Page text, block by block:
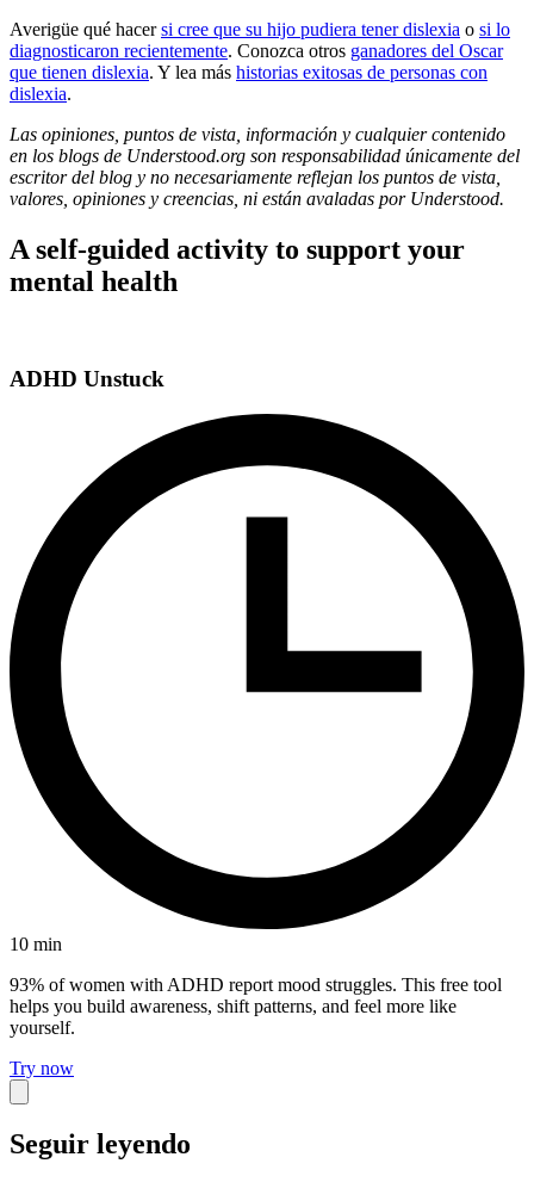
Averigüe qué hacersi cree que su hijo pudiera tener dislexia o si lo
diagnosticaron recientemente. Conozca otros ganadores del Oscar
que tienen dislexia. Y lea más historias exitosas de personas con
dislexia.
Las opiniones, puntos de vista, información y cualquier contenido
en los blogs de Understood.org son responsabilidad únicamente del
escritor del blog y no necesariamente reflejan los puntos de vista,
valores, opiniones y creencias, ni están avaladas por Understood.
A self-guided activity to support your
mental health
ADHD Unstuck
10 min
93% of women with ADHD report mood struggles. This free tool
helps you build awareness, shift patterns, and feel more like
yourself.
Try now
Seguir leyendo